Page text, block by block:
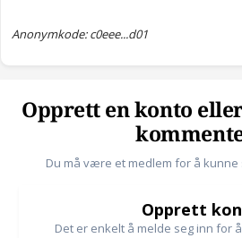
Anonymkode: c0eee...d01
Opprett en konto
Du må være et medlem for å
Opprett
Det er enkelt å melde seg inn for